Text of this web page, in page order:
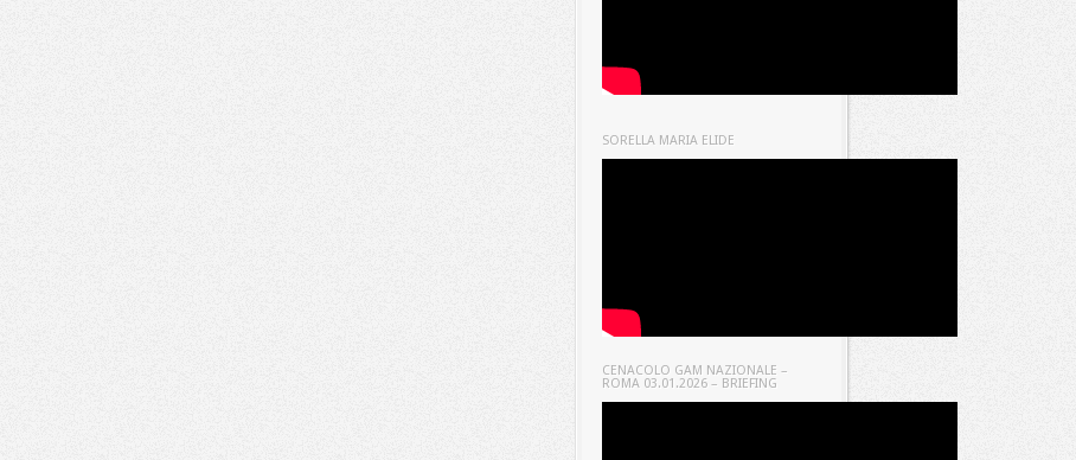
SORELLA MARIA ELIDE
CENACOLO GAM NAZIONALE –
ROMA 03.01.2026 – BRIEFING